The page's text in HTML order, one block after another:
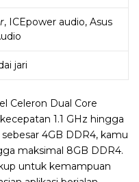
, ICEpower audio, Asus
jari
Celeron Dual Core
1.1 GHz hingga
4GB DDR4, kamu
maksimal 8GB DDR4.
untuk kemampuan